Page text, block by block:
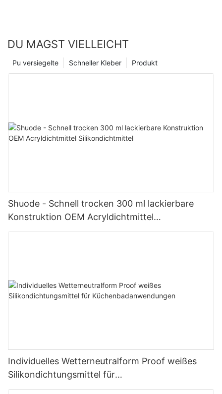
DU MAGST VIELLEICHT
Produkt
Schneller Kleber
Pu versiegelte
Shuode - Schnell trocken 300 ml lackierbare
Konstruktion OEM Acryldichtmittel
Silikondichtmittel
Individuelles Wetterneutralform Proof weißes
Silikondichtungsmittel für
Küchenbadanwendungen